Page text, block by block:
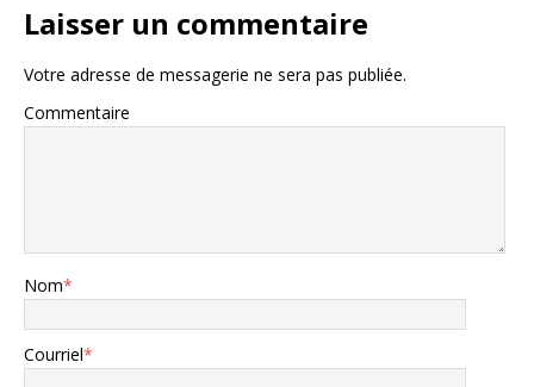
Laisser un commentaire
Votre adresse de messagerie ne sera pas publiée.
Commentaire
Nom*
Courriel*